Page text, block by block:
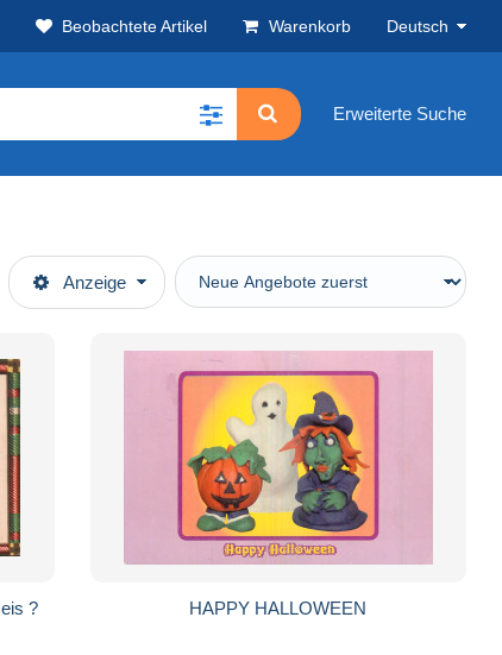
Beobachtete Artikel Warenkorb Deutsch
Erweiterte Suche
Anzeige
?
HAPPY HALLOWEEN